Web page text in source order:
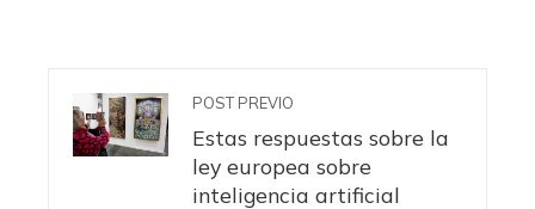
POST PREVIO
Estas respuestas sobre la
ley europea sobre
inteligencia artificial